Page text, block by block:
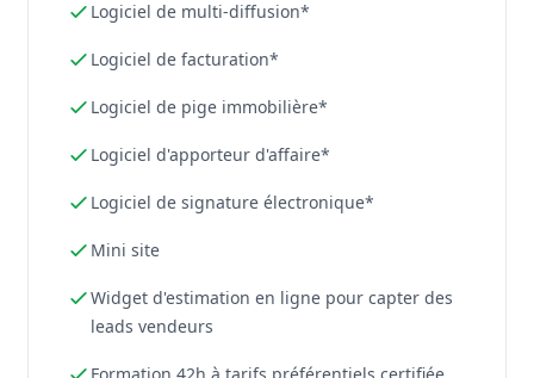
Logiciel de multi-diffusion*
Logiciel de facturation*
Logiciel de pige immobilière*
Logiciel d'apporteur d'affaire*
Logiciel de signature électronique*
Mini site
Widget d'estimation en ligne pour capter des
leads vendeurs